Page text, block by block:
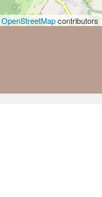
OpenStreetMapcontributors